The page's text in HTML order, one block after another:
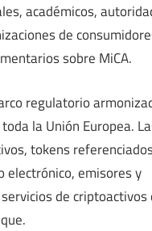
académicos,
de
sobre MiCA.
regulatorio
la Unión Europea.
tokens
electrónico, emisores y
de criptoactivos